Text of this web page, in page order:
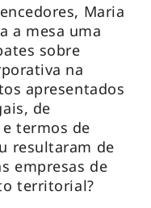
Maria
a mesa uma
sobre
na
apresentados
de
termos de
resultaram de
empresas de
territorial?